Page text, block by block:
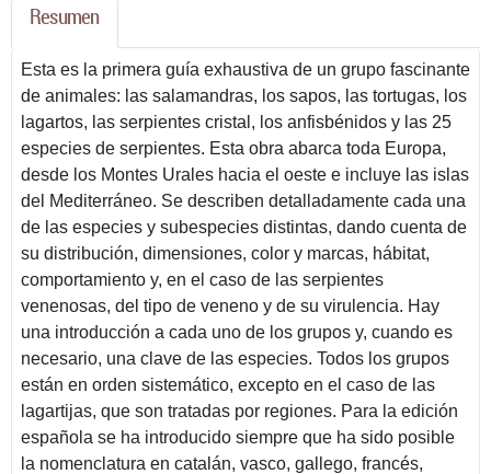
Resumen
Esta es la primera guía exhaustiva de un grupo fascinante
de animales: las salamandras, los sapos, las tortugas, los
lagartos, las serpientes cristal, los anfisbénidos y las 25
especies de serpientes. Esta obra abarca toda Europa,
desde los Montes Urales hacia el oeste e incluye las islas
del Mediterráneo. Se describen detalladamente cada una
de las especies y subespecies distintas, dando cuenta de
su distribución, dimensiones, color y marcas, hábitat,
comportamiento y, en el caso de las serpientes
venenosas, del tipo de veneno y de su virulencia. Hay
una introducción a cada uno de los grupos y, cuando es
necesario, una clave de las especies. Todos los grupos
están en orden sistemático, excepto en el caso de las
lagartijas, que son tratadas por regiones. Para la edición
española se ha introducido siempre que ha sido posible
la nomenclatura en catalán, vasco, gallego, francés,